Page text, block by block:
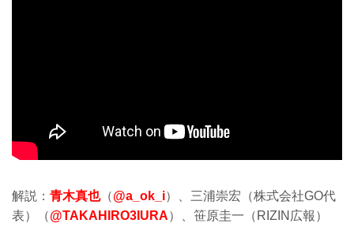
解説： 青木真也（@a_ok_i）、三浦崇宏（株式会社GO代
表）（@TAKAHIRO3IURA）、笹原圭一（RIZIN広報）